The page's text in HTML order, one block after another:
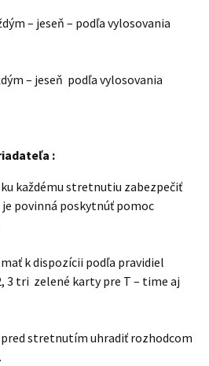
– jeseň – podľa vylosovania
– jeseň podľa vylosovania
:
každému stretnutiu zabezpečiť
povinná poskytnúť pomoc
k dispozícii podľa pravidiel
3 tri zelené karty pre T – time aj
stretnutím uhradiť rozhodcom